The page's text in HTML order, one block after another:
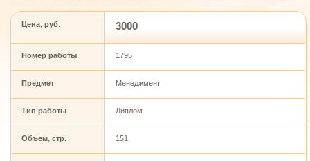
Цена, руб. 3000
Номер работы 1795
Предмет Менеджмент
Тип работы Диплом
Объем, стр. 151